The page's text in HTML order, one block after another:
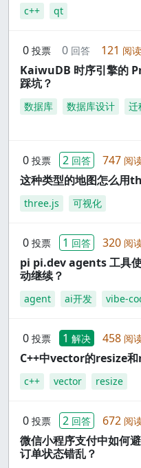
c++ qt
0 投票 0 回答 121 阅读
KaiwuDB 时序引擎的
踩坑？
数据库 数据库设计 迁
0 投票 2 回答 747 阅
这种类型的地图怎么用
three.js 可视化
0 投票 1 回答 320 阅
pi pi.dev agents 工具
动继续？
agent ai开发 vibe-
0 投票 1 解决 458 阅
C++中vector的resize
c++ vector resize
0 投票 2 回答 672 阅
微信小程序支付中如何
订单状态错乱？